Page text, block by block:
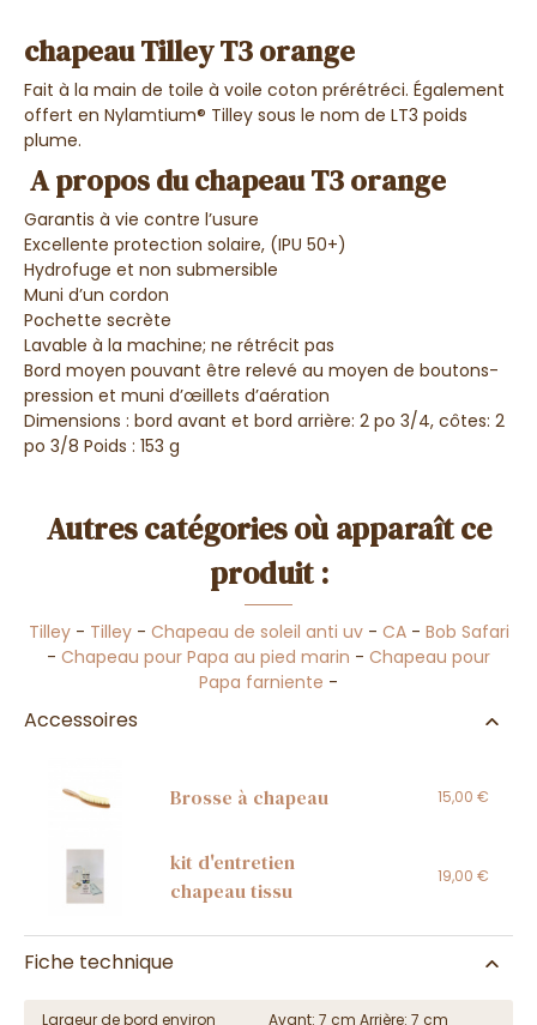
chapeau Tilley T3 orange
Fait à la main de toile à voile coton prérétréci. Également
offert en Nylamtium® Tilley sous le nom de LT3 poids
plume.
A propos du chapeau T3 orange
Garantis à vie contre l’usure
Excellente protection solaire, (IPU 50+)
Hydrofuge et non submersible
Muni d’un cordon
Pochette secrète
Lavable à la machine; ne rétrécit pas
Bord moyen pouvant être relevé au moyen de boutons-
pression et muni d’œillets d’aération
Dimensions : bord avant et bord arrière: 2 po 3/4, côtes: 2
po 3/8 Poids : 153 g
Autres catégories où apparaît ce
produit :
Tilley- Tilley- Chapeau de soleil anti uv- CA- Bob Safari
- Chapeau pour Papa au pied marin - Chapeau pour
Papa farniente -
Accessoires
Brosse à chapeau 15,00 €
kit d'entretien
chapeau tissu
19,00 €
Fiche technique
Largeur de bord environ Avant: 7 cm Arrière: 7 cm